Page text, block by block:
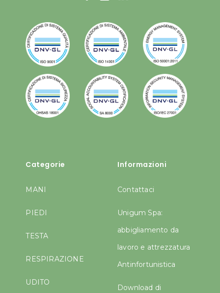
Categorie
MANI
PIEDI
TESTA
RESPIRAZIONE
UDITO
Informazioni
Contattaci
Unigum Spa:
abbigliamento da
lavoro e attrezzatura
Antinfortunistica
Download di